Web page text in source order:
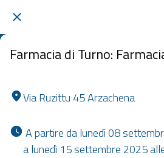
Farmacia di Turno:
Via Ruzittu 45 Arzachena
a lunedì 15 settembre 2025